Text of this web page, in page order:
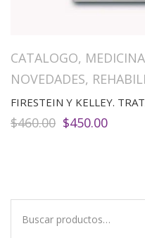
CATALOGO, MEDICINA
NOVEDADES,
$460.00 El
$450.00El